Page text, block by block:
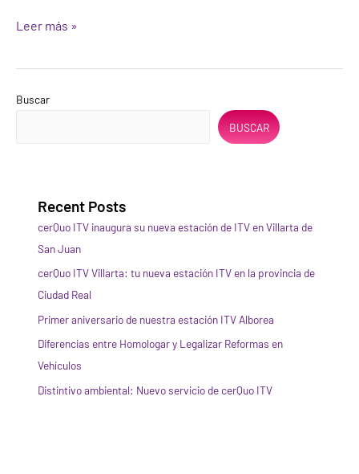
Leer más »
Buscar
BUSCAR
Recent Posts
cerQuo ITV inaugura su nueva estación de ITV en Villarta de
San Juan
cerQuo ITV Villarta: tu nueva estación ITV en la provincia de
Ciudad Real
Primer aniversario de nuestra estación ITV Alborea
Diferencias entre Homologar y Legalizar Reformas en
Vehículos
Distintivo ambiental: Nuevo servicio de cerQuo ITV